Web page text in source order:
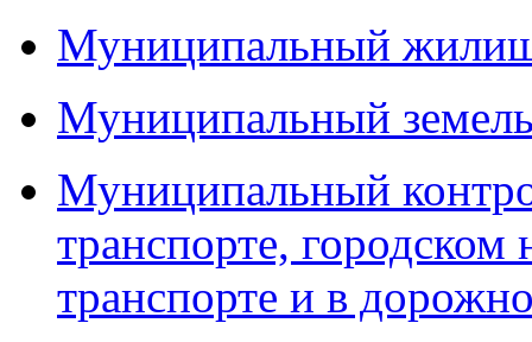
Муниципальный
Муниципальный
Муниципальный
транспорте, городском
транспорте и в